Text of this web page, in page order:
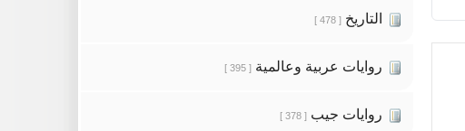
التاريخ [ 478 ]
روايات عربية وعالمية [ 395 ]
روايات جيب [ 378 ]